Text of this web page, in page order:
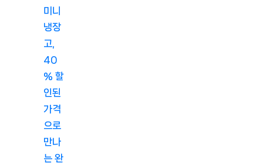
미니
냉장
고,
40
% 할
인된
가격
으로
만나
는 완